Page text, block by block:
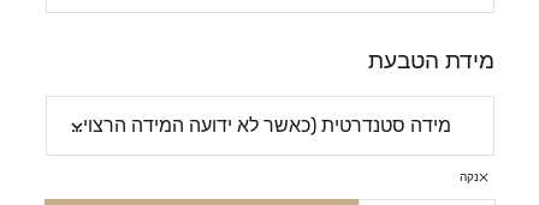
מידת הטבעת
נקה